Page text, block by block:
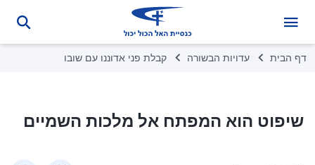
דף הבית עדויות הבשורה קבלת פני אדוננו עם שובו
שיפוט הוא המפתח אל מלכות השמיים